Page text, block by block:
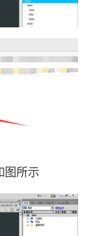
图所示